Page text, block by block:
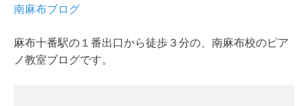
南麻布ブログ
麻布十番駅の１番出口から徒歩３分の、南麻布校のピア
ノ教室ブログです。